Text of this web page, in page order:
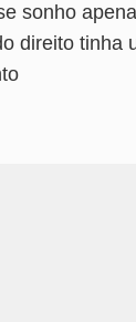
sonho
direito tinha